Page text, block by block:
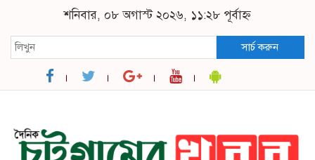
শনিবার, ০৮ অগাস্ট ২০২৬, ১১:২৮ পূর্বাহ্ন
সার্চ করুন